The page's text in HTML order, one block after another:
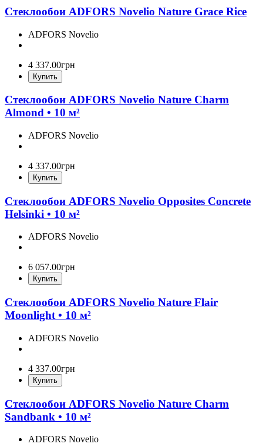
Стеклообои ADFORS Novelio Nature Grace Rice
ADFORS Novelio
4 337.00грн
Купить
Стеклообои ADFORS Novelio Nature Charm
Almond • 10 м²
ADFORS Novelio
4 337.00грн
Купить
Стеклообои ADFORS Novelio Opposites Concrete
Helsinki • 10 м²
ADFORS Novelio
6 057.00грн
Купить
Стеклообои ADFORS Novelio Nature Flair
Moonlight • 10 м²
ADFORS Novelio
4 337.00грн
Купить
Стеклообои ADFORS Novelio Nature Charm
Sandbank • 10 м²
ADFORS Novelio